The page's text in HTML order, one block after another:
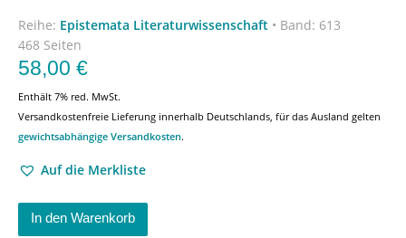
Reihe: Epistemata Literaturwissenschaft • Band: 613
468 Seiten
58,00 €
Enthält 7% red. MwSt.
Versandkostenfreie Lieferung innerhalb Deutschlands, für das Ausland gelten
gewichtsabhängige Versandkosten.
Auf die Merkliste
In den Warenkorb